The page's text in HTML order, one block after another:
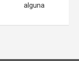
alguna